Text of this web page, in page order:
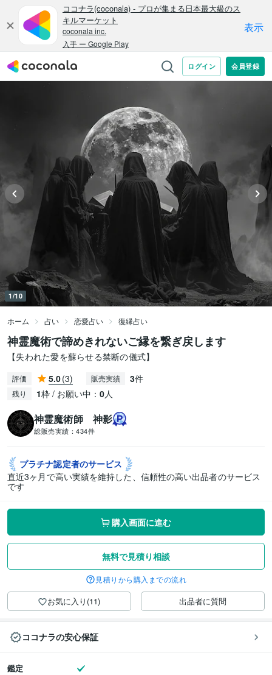
1/10
ホーム 占い 恋愛占い 復縁占い
神霊魔術で諦めきれないご縁を繋ぎ戻します
【失われた愛を蘇らせる禁断の儀式】
評価 5.0(3) 販売実績 3件
残り 1枠 / お願い中： 0人
神霊魔術師 神影
総販売実績： 434件
プラチナ認定者のサービス
直近3ヶ月で高い実績を維持した、信頼性の高い出品者のサービス
です
購入画面に進む
無料で見積り相談
見積りから購入までの流れ
お気に入り(11) 出品者に質問
ココナラの安心保証
鑑定